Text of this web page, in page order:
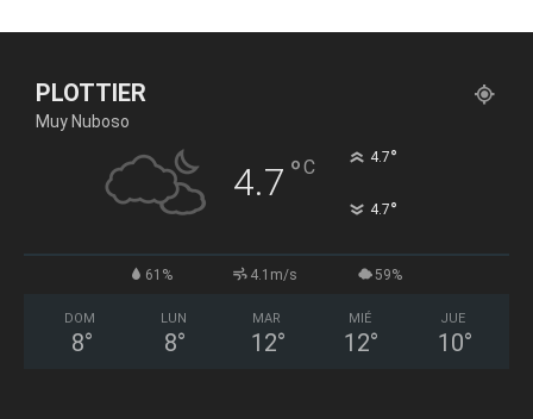
PLOTTIER
Muy Nuboso
4.7 °C 4.7°
4.7°
61% 4.1m/s 59%
DOM
8°
LUN
8°
MAR
12°
MIÉ
12°
JUE
10°